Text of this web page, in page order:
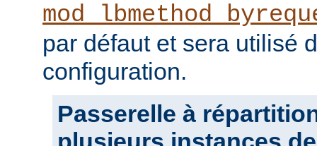
par défaut et sera utilisé
configuration.
Passerelle à